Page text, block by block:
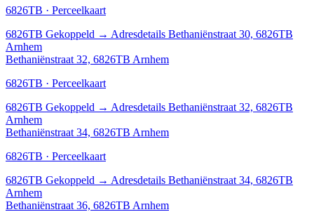
6826TB · Perceelkaart
6826TB Gekoppeld → Adresdetails Bethaniënstraat 30, 6826TB
Arnhem
Bethaniënstraat 32, 6826TB Arnhem
6826TB · Perceelkaart
6826TB Gekoppeld → Adresdetails Bethaniënstraat 32, 6826TB
Arnhem
Bethaniënstraat 34, 6826TB Arnhem
6826TB · Perceelkaart
6826TB Gekoppeld → Adresdetails Bethaniënstraat 34, 6826TB
Arnhem
Bethaniënstraat 36, 6826TB Arnhem